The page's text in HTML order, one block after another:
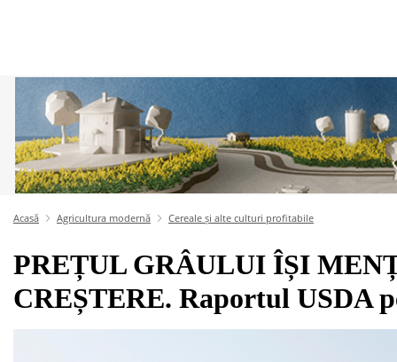
Acasă Agricultura modernă Cereale și alte culturi profitabile
PREȚUL GRÂULUI ÎȘI
CREȘTERE. Raportul USDA